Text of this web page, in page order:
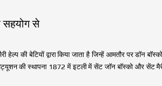
से
की बेटियों द्वारा किया जाता है जिन्हें आमतौर पर डॉन
की स्थापना 1872 में इटली में सेंट जॉन बॉस्को और सेंट